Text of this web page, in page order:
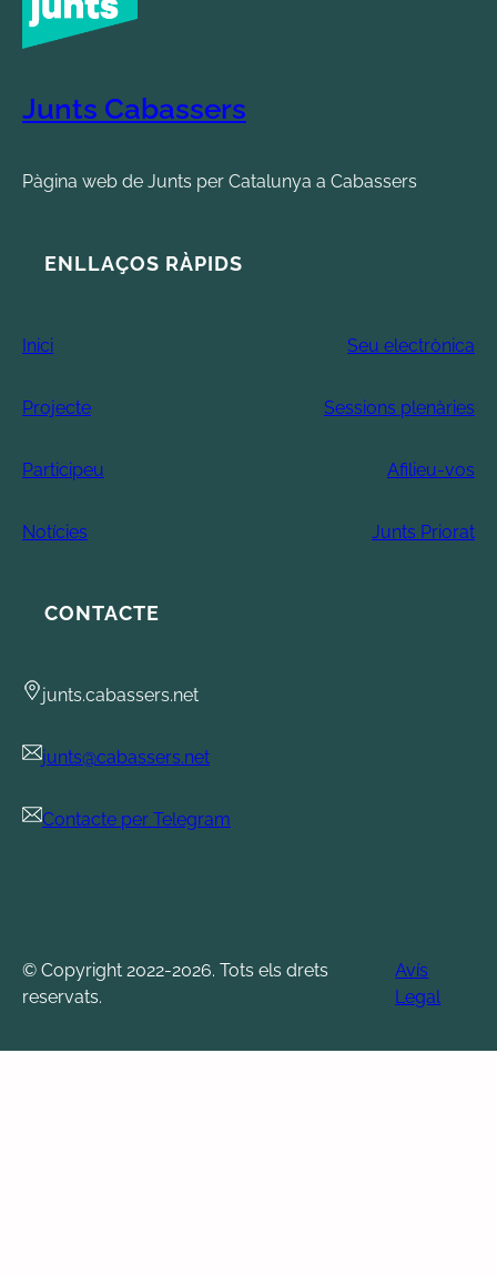
Junts Cabassers
Pàgina web de Junts per Catalunya a Cabassers
ENLLAÇOS RÀPIDS
Inici Seu electrònica
Projecte Sessions plenàries
Participeu Afilieu-vos
Notícies Junts Priorat
CONTACTE
junts.cabassers.net
junts@cabassers.net
Contacte per Telegram
© Copyright 2022-2026. Tots els drets
reservats.
Avís
Legal